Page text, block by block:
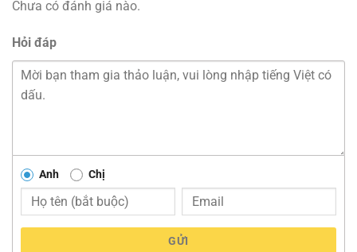
Chưa có đánh giá nào.
Hỏi đáp
Anh Chị
GỬI